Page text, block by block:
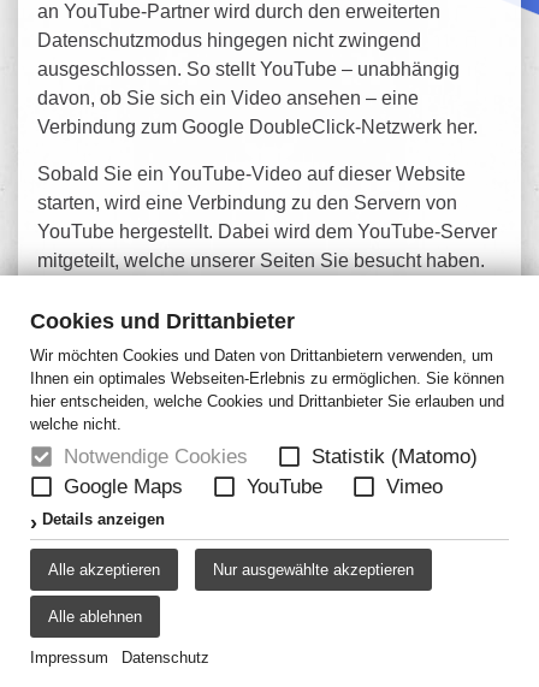
Cookies und Drittanbieter
Wir möchten Cookies und Daten von Drittanbietern verwenden, um
Ihnen ein optimales Webseiten-Erlebnis zu ermöglichen. Sie können
hier entscheiden, welche Cookies und Drittanbieter Sie erlauben und
welche nicht.
Notwendige Cookies
Statistik (Matomo)
Google Maps
YouTube Vimeo
Details anzeigen
Alle akzeptieren Nur ausgewählte akzeptieren
Alle ablehnen
Impressum Datenschutz
an YouTube-Partner wird durch den erweiterten
Datenschutzmodus hingegen nicht zwingend
ausgeschlossen. So stellt YouTube – unabhängig
davon, ob Sie sich ein Video ansehen – eine
Verbindung zum Google DoubleClick-Netzwerk her.
Sobald Sie ein YouTube-Video auf dieser Website
starten, wird eine Verbindung zu den Servern von
YouTube hergestellt. Dabei wird dem YouTube-Server
mitgeteilt, welche unserer Seiten Sie besucht haben.
ermöglichen Sie YouTube, Ihr Surfverhalten direkt
Ihrem persönlichen Profil zuzuordnen. Dies können
Sie verhindern, indem Sie sich aus Ihrem YouTube-
Account ausloggen.
Des Weiteren kann YouTube nach Starten eines
Videos verschiedene Cookies auf Ihrem Endgerät
speichern oder vergleichbare
Wiedererkennungstechnologien (z. B. Device-
Fingerprinting) einsetzen. Auf diese Weise kann
YouTube Informationen über Besucher dieser Website
erhalten. Diese Informationen werden u. a. verwendet,
um Videostatistiken zu erfassen, die